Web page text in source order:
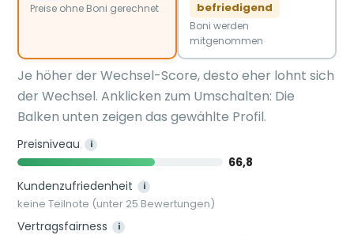
Preise ohne Boni gerechnet befriedigend
Boni werden
mitgenommen
Je höher der Wechsel-Score, desto eher lohnt sich
der Wechsel. Anklicken zum Umschalten: Die
Balken unten zeigen das gewählte Profil.
Preisniveau i
66,8
Kundenzufriedenheit
i
keine Teilnote (unter 25 Bewertungen)
Vertragsfairness i